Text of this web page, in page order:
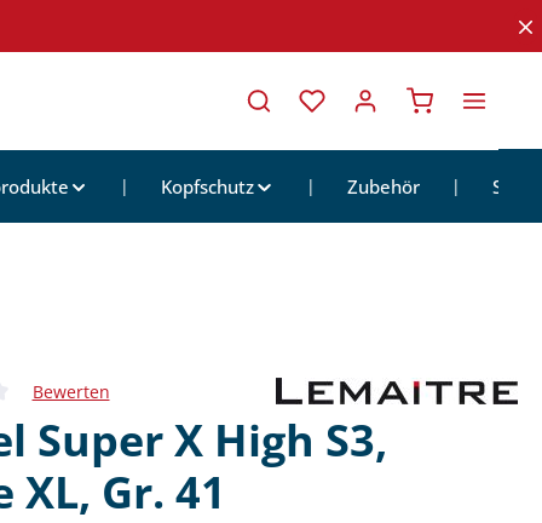
Warenkorb
Kopfschutz Zubehör
Bewerten
Super X High S3,
XL, Gr. 41